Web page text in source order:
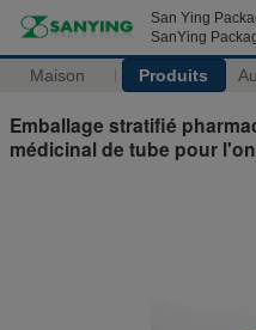
San Ying
SanYing
Maison Produits
Emballage stratifié
médicinal de tube pour